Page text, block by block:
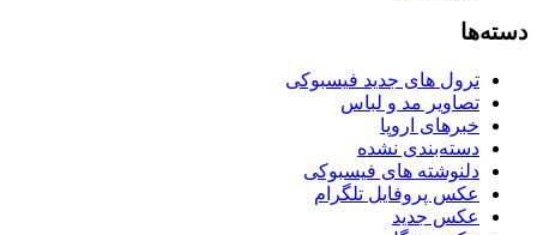
دسته‌ها
ترول های جدید فیسبوکی
تصاویر مد و لباس
خبرهای اروپا
دسته‌بندی نشده
دلنوشته های فیسبوکی
عکس پروفایل تلگرام
عکس جدید